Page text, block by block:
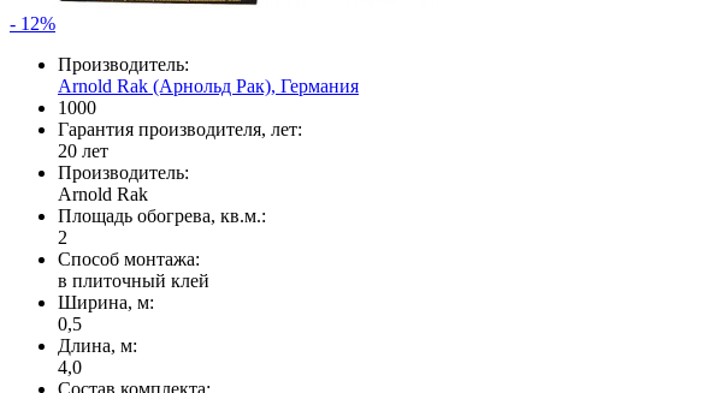
- 12%
Производитель:
Arnold Rak (Арнольд Рак), Германия
1000
Гарантия производителя, лет:
20 лет
Производитель:
Arnold Rak
Площадь обогрева, кв.м.:
2
Способ монтажа:
в плиточный клей
Ширина, м:
0,5
Длина, м:
4,0